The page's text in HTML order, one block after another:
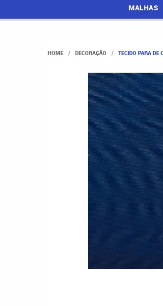
MALHAS
HOME DECORAÇÃO TECIDO PARA DE